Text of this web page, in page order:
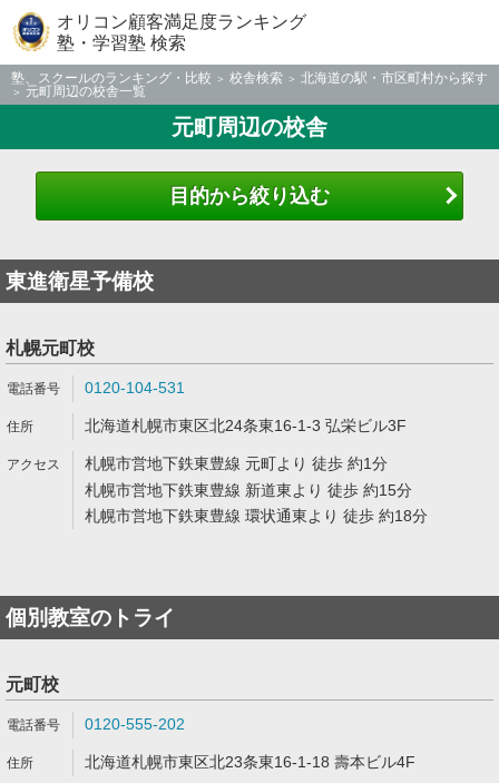
オリコン顧客満足度ランキング
塾・学習塾 検索
塾、スクールのランキング・比較 校舎検索
北海道の駅・市区町村から探す
元町周辺の校舎一覧
元町周辺の校舎
目的から絞り込む
東進衛星予備校
札幌元町校
0120-104-531
北海道札幌市東区北24条東16-1-3 弘栄ビル3F
札幌市営地下鉄東豊線 元町より 徒歩 約1分
札幌市営地下鉄東豊線 新道東より 徒歩 約15分
札幌市営地下鉄東豊線 環状通東より 徒歩 約18分
個別教室のトライ
元町校
0120-555-202
北海道札幌市東区北23条東16-1-18 壽本ビル4F